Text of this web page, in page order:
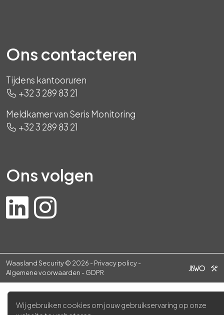
Ons contacteren
Tijdens kantooruren
+32 3 289 83 21
Meldkamer van Seris Monitoring
+32 3 289 83 21
Ons volgen
Waasland Security © 2026 -Privacy policy-
Algemene voorwaarden -GDPR
Wij gebruiken cookies om jouw gebruikservaring op onze